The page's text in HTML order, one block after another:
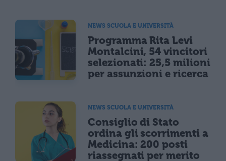
NEWS SCUOLA E UNIVERSITÀ
Programma Rita Levi
Montalcini, 54 vincitori
selezionati: 25,5 milioni
per assunzioni e ricerca
NEWS SCUOLA E UNIVERSITÀ
Consiglio di Stato
ordina gli scorrimenti a
Medicina: 200 posti
riassegnati per merito